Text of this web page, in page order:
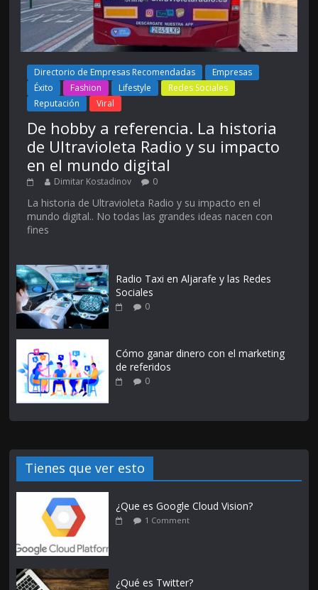
Directorio de Empresas Recomendadas
Empresas
Éxito
Fashion Lifestyle
Redes Sociales
Reputación
Viral
De hobby a referencia. La historia
de Ultravioleta Radio y su impacto
en el mundo digital
Dimitar Kostadinov 0
La historia de Ultravioleta Radio y su impacto en el
mundo digital.. No todas las grandes ideas nacen con
fines
Radio Taxi en Aljarafe y las Redes
Sociales
0
Cómo ganar dinero con el marketing
de referidos
0
Tienes que ver esto
¿Que es Google Cloud Vision?
1 Comment
¿Qué es Twitter?